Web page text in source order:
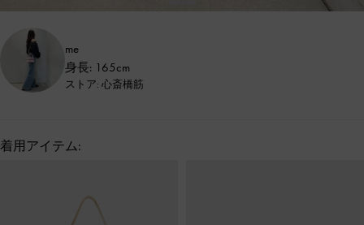
me
身長: 165cm
ストア: 心斎橋筋
着用アイテム: